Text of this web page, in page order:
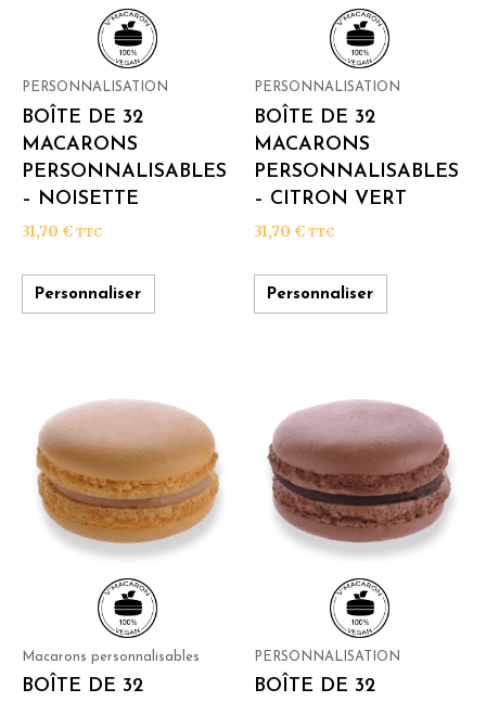
PERSONNALISATION
BOÎTE DE 32
MACARONS
PERSONNALISABLES
– NOISETTE
31,70 € TTC
Personnaliser
PERSONNALISATION
BOÎTE DE 32
MACARONS
PERSONNALISABLES
– CITRON VERT
31,70 € TTC
Personnaliser
Macarons personnalisables
BOÎTE DE 32
PERSONNALISATION
BOÎTE DE 32